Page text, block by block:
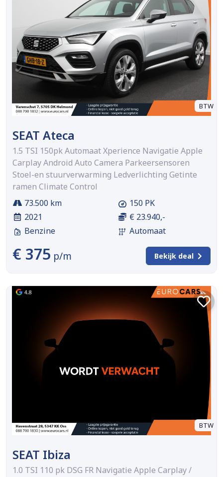
BTW
SEAT Ateca
1.5 TSI 150pk Automaat Xperience Navigatie Apple
Carplay Android Auto Camera Parkeersensoren
Stoel-en stuurverwarming Ledverlichting Getinte
ramen Climate Control
73.500 km
2021
Benzine
150 PK
€ 23.940,-
Automaat
€ 375 p/m Bekijk deal
BTW
SEAT Ibiza
1.0 TSI 110 pk DSG FR Navigatie Apple Carplay /